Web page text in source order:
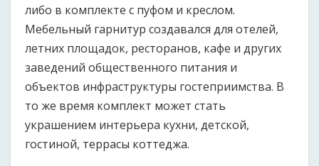
либо в комплекте с пуфом и креслом.
Мебельный гарнитур создавался для отелей,
летних площадок, ресторанов, кафе и других
заведений общественного питания и
объектов инфраструктуры гостеприимства. В
то же время комплект может стать
украшением интерьера кухни, детской,
гостиной, террасы коттеджа.